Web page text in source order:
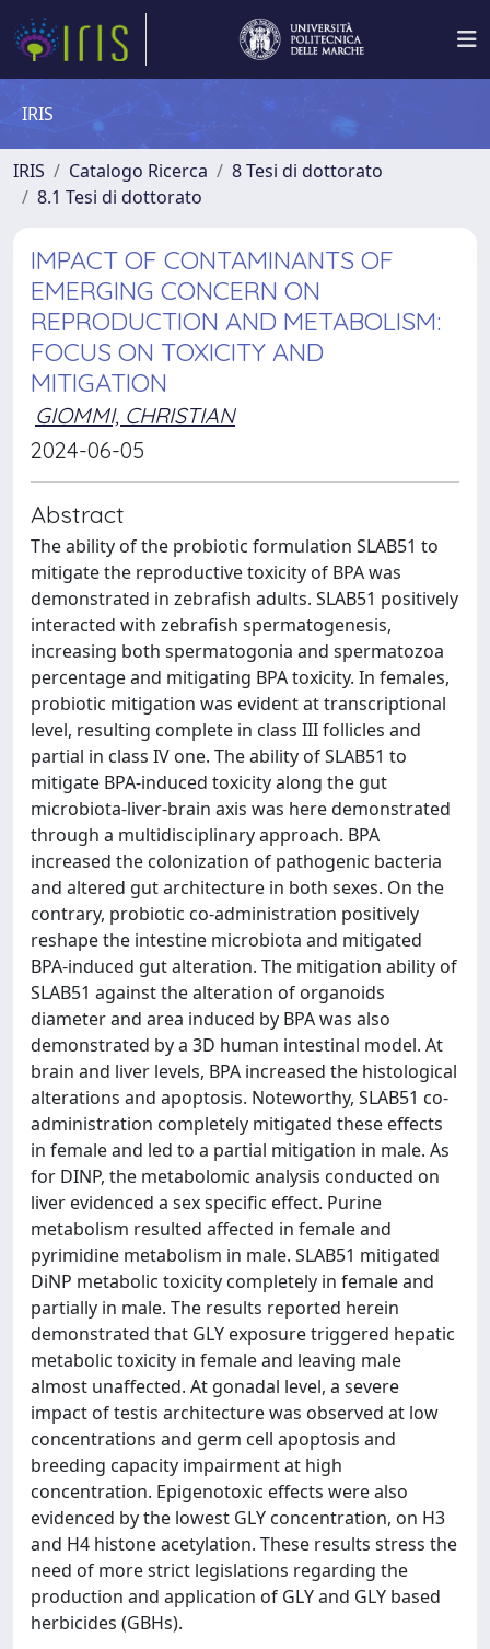
IRIS
IRIS Catalogo Ricerca
8 Tesi di dottorato
8.1 Tesi di dottorato
IMPACT OF CONTAMINANTS OF
EMERGING CONCERN ON
REPRODUCTION AND METABOLISM:
FOCUS ON TOXICITY AND
MITIGATION
GIOMMI, CHRISTIAN
2024-06-05
Abstract
The ability of the probiotic formulation SLAB51 to
mitigate the reproductive toxicity of BPA was
demonstrated in zebrafish adults. SLAB51 positively
interacted with zebrafish spermatogenesis,
increasing both spermatogonia and spermatozoa
percentage and mitigating BPA toxicity. In females,
probiotic mitigation was evident at transcriptional
level, resulting complete in class III follicles and
partial in class IV one. The ability of SLAB51 to
mitigate BPA-induced toxicity along the gut
microbiota-liver-brain axis was here demonstrated
through a multidisciplinary approach. BPA
increased the colonization of pathogenic bacteria
and altered gut architecture in both sexes. On the
contrary, probiotic co-administration positively
reshape the intestine microbiota and mitigated
BPA-induced gut alteration. The mitigation ability of
SLAB51 against the alteration of organoids
diameter and area induced by BPA was also
demonstrated by a 3D human intestinal model. At
brain and liver levels, BPA increased the histological
alterations and apoptosis. Noteworthy, SLAB51 co-
administration completely mitigated these effects
in female and led to a partial mitigation in male. As
for DINP, the metabolomic analysis conducted on
liver evidenced a sex specific effect. Purine
metabolism resulted affected in female and
pyrimidine metabolism in male. SLAB51 mitigated
DiNP metabolic toxicity completely in female and
partially in male. The results reported herein
demonstrated that GLY exposure triggered hepatic
metabolic toxicity in female and leaving male
almost unaffected. At gonadal level, a severe
impact of testis architecture was observed at low
concentrations and germ cell apoptosis and
breeding capacity impairment at high
concentration. Epigenotoxic effects were also
evidenced by the lowest GLY concentration, on H3
and H4 histone acetylation. These results stress the
need of more strict legislations regarding the
production and application of GLY and GLY based
herbicides (GBHs).